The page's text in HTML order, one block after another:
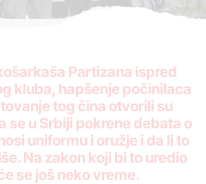
Partizana ispred
kluba, hapšenje počinilaca
tog čina otvorili su
se u Srbiji pokrene debata o
uniformu i oružje i da li to
Na zakon koji bi to uredio
se još neko vreme.